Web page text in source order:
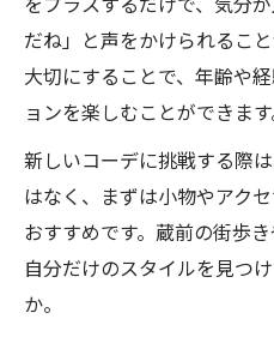
だね」と声をかけられるこ
大切にすることで、年齢や
ョンを楽しむことができます
新しいコーデに挑戦する際
はなく、まずは小物やアク
おすすめです。蔵前の街歩
自分だけのスタイルを見つ
か。